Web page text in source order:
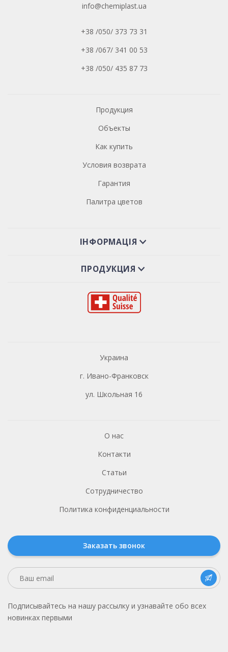
Украина
г. Ивано-Франковск
ул. Школьная 16
О нас
Контакти
Статьи
Сотрудничество
Политика конфиденциальности
info@chemiplast.ua
+38 /050/ 373 73 31
+38 /067/ 341 00 53
+38 /050/ 435 87 73
Продукция
Объекты
Как купить
Условия возврата
Гарантия
Палитра цветов
ІНФОРМАЦІЯ
ПРОДУКЦИЯ
Заказать звонок
Подписывайтесь на нашу рассылку и узнавайте обо всех
новинках первыми